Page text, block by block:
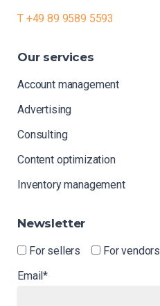
T +49 89 9589 5593
Our services
Account management
Advertising
Consulting
Content optimization
Inventory management
Newsletter
For sellers
For vendors
Email*